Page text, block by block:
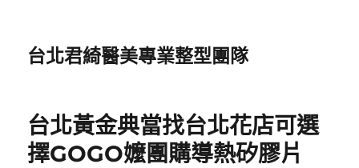
台北君綺醫美專業整型團隊
台北黃金典當找台北花店可選
擇GOGO嬤團購導熱矽膠片